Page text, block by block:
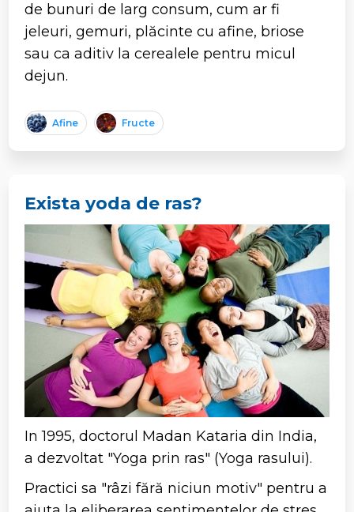
de bunuri de larg consum, cum ar fi
jeleuri, gemuri, plăcinte cu afine, briose
sau ca aditiv la cerealele pentru micul
dejun.
Afine Fructe
Exista yoda de ras?
In 1995, doctorul Madan Kataria din India,
a dezvoltat "Yoga prin ras" (Yoga rasului).
Practici sa "râzi fără niciun motiv" pentru a